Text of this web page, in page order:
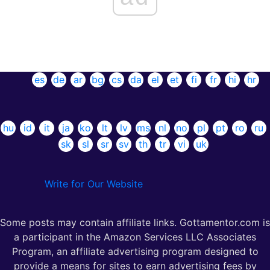
es de ar bg cs da el et fi fr hi hr
hu id it ja ko lt lv ms nl no pl pt ro
ru
sk
sl sr sv th tr vi uk
Write for Our Website
Some posts may contain affiliate links. Gottamentor.com is
a participant in the Amazon Services LLC Associates
Program, an affiliate advertising program designed to
provide a means for sites to earn advertising fees by